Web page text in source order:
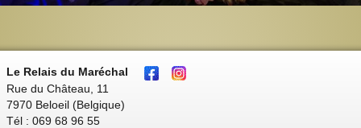
Le Relais du Maréchal
Rue du Château, 11
7970 Beloeil (Belgique)
Tél : 069 68 96 55